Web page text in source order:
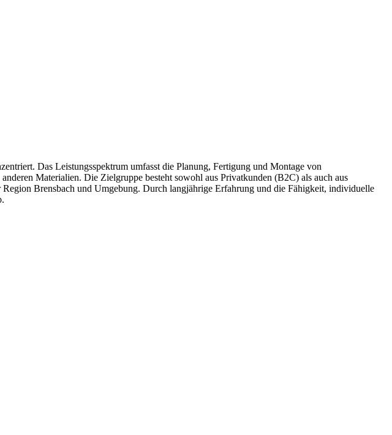
Das Leistungsspektrum umfasst die Planung, Fertigung und Montage von
Materialien. Die Zielgruppe besteht sowohl aus Privatkunden (B2C) als auch aus
Brensbach und Umgebung. Durch langjährige Erfahrung und die Fähigkeit, individuelle